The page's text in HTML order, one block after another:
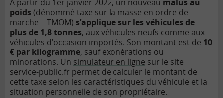
A partir du 1er janvier 2022, un nouveau malus au
poids (dénommé taxe sur la masse en ordre de
marche – TMOM) s’applique sur les véhicules de
plus de 1,8 tonnes, aux véhicules neufs comme aux
véhicules d’occasion importés. Son montant est de 10
€ par kilogramme, sauf exonérations ou
minorations. Un simulateur en ligne sur le site
service-public.fr permet de calculer le montant de
cette taxe selon les caractéristiques du véhicule et la
situation personnelle de son propriétaire.